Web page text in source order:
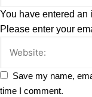
You have entered an
Please enter your
Save my name,
time I comment.